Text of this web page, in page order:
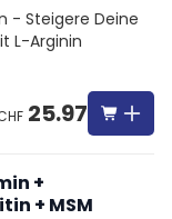
- Steigere Deine
L-Arginin
25.97
+
+ MSM